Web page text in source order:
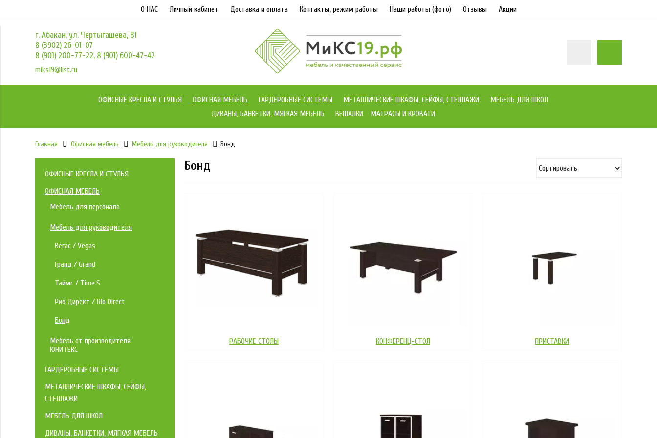
О НАС Личный кабинет Доставка и оплата Контакты, режим работы Наши работы (фото) Отзывы Акции
г. Абакан, ул. Чертыгашева, 81
8 (3902) 26-01-07
8 (901) 200-77-22, 8 (901) 600-47-42
miks19@list.ru
ОФИСНЫЕ КРЕСЛА И СТУЛЬЯ ОФИСНАЯ МЕБЕЛЬ ГАРДЕРОБНЫЕ СИСТЕМЫ МЕТАЛЛИЧЕСКИЕ ШКАФЫ, СЕЙФЫ, СТЕЛЛАЖИ
МЕБЕЛЬ ДЛЯ ШКОЛ
ДИВАНЫ, БАНКЕТКИ, МЯГКАЯ МЕБЕЛЬ
ВЕШАЛКИ МАТРАСЫ И КРОВАТИ
Главная Офисная мебель Мебель для руководителя Бонд
ОФИСНЫЕ КРЕСЛА И СТУЛЬЯ
Коллекция кресел МКС
Кресла Йога / YOGA
Компьютерные кресла
Кресла руководителей
Кресла для геймеров
Конференц кресла
Многоместные кресла
Стулья для офиса
Складные стулья
Аксессуары для кресел
Комплектующие для кресел
Опора для спины
ОФИСНАЯ МЕБЕЛЬ
Мебель для персонала
Лайн / Line
Агат
Рио / Rio Base
Ворк / Work
Лофт
Лидер
Мебель для руководителя
Вегас / Vegas
Гранд / Grand
Таймс / Time.S
Рио Директ / Rio Direct
Бонд
Мебель от производителя
ЮНИТЕКС
ГАРДЕРОБНЫЕ СИСТЕМЫ
Титан-GS
Наборные элементы Титан - GS
Готовые комплекты
МЕТАЛЛИЧЕСКИЕ ШКАФЫ, СЕЙФЫ,
СТЕЛЛАЖИ
Металлические шкафы
Архивные шкафы
Сейфы
МЕБЕЛЬ ДЛЯ ШКОЛ
Ученические стулья
ДИВАНЫ, БАНКЕТКИ, МЯГКАЯ МЕБЕЛЬ
Бонд
РАБОЧИЕ СТОЛЫ КОНФЕРЕНЦ-СТОЛ ПРИСТАВКИ